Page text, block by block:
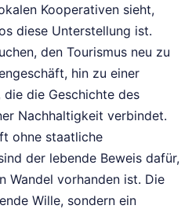
Kooperativen sieht,
diese Unterstellung ist.
den Tourismus neu zu
hin zu einer
die Geschichte des
Nachhaltigkeit verbindet.
ohne staatliche
der lebende Beweis dafür,
Wandel vorhanden ist. Die
Wille, sondern ein